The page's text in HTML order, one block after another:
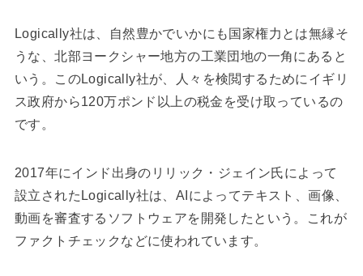
Logically社は、自然豊かでいかにも国家権力とは無縁そ
うな、北部ヨークシャー地方の工業団地の一角にあると
いう。このLogically社が、人々を検閲するためにイギリ
ス政府から120万ポンド以上の税金を受け取っているの
です。
2017年にインド出身のリリック・ジェイン氏によって
設立されたLogically社は、AIによってテキスト、画像、
動画を審査するソフトウェアを開発したという。これが
ファクトチェックなどに使われています。